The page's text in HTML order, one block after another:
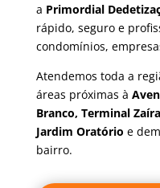
a Primordial
rápido, seguro e
condomínios,
Atendemos toda a
áreas próximas à
Branco, Terminal
Jardim Oratório e
bairro.